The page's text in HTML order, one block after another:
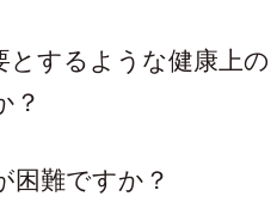
とするような健康上の
？
困難ですか？